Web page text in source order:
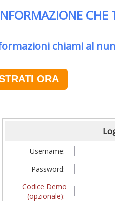
CHE
chiami al
ORA
Username:
Password:
Codice Demo
(opzionale):